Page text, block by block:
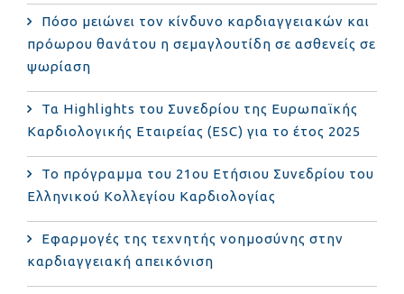
Πόσο μειώνει τον κίνδυνο καρδιαγγειακών και
πρόωρου θανάτου η σεμαγλουτίδη σε ασθενείς σε
ψωρίαση
Τα Highlights του Συνεδρίου της Ευρωπαϊκής
Καρδιολογικής Εταιρείας (ESC) για το έτος 2025
Το πρόγραμμα του 21ου Ετήσιου Συνεδρίου του
Ελληνικού Κολλεγίου Καρδιολογίας
Εφαρμογές της τεχνητής νοημοσύνης στην
καρδιαγγειακή απεικόνιση